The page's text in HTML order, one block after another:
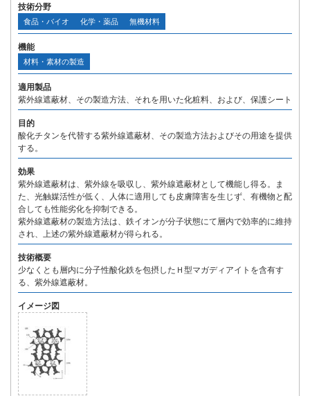
技術分野
食品・バイオ 化学・薬品 無機材料
機能
材料・素材の製造
適用製品
紫外線遮蔽材、その製造方法、それを用いた化粧料、および、保護シート
目的
酸化チタンを代替する紫外線遮蔽材、その製造方法およびその用途を提供
する。
効果
紫外線遮蔽材は、紫外線を吸収し、紫外線遮蔽材として機能し得る。ま
た、光触媒活性が低く、人体に適用しても皮膚障害を生じず、有機物と配
合しても性能劣化を抑制できる。
紫外線遮蔽材の製造方法は、鉄イオンが分子状態にて層内で効率的に維持
され、上述の紫外線遮蔽材が得られる。
技術概要
少なくとも層内に分子性酸化鉄を包摂したＨ型マガディアイトを含有す
る、紫外線遮蔽材。
イメージ図